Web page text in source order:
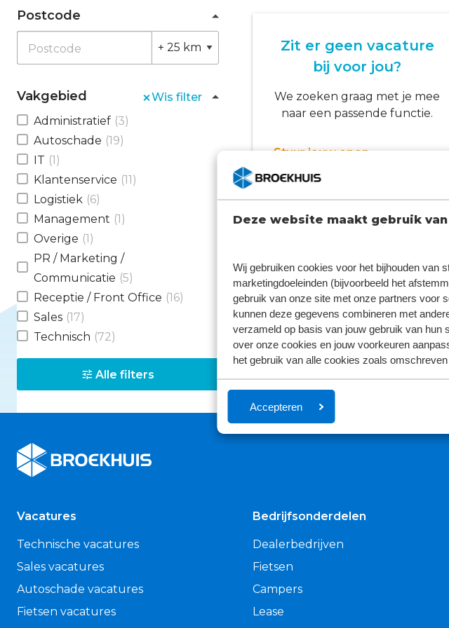
Deze website maakt gebruik
Wij gebruiken cookies voor het bijhouden van
marketingdoeleinden (bijvoorbeeld het
gebruik van onze site met onze partners voor
kunnen deze gegevens combineren met
verzameld op basis van jouw gebruik van hun
over onze cookies en jouw voorkeuren
het gebruik van alle cookies zoals
Accepteren
Zit er geen vacature
bij voor jou?
We zoeken graag met je mee
naar een passende functie.
Stuur jouw open
Postcode
Postcode
Vakgebied
Wis filter
Administratief (3)
Autoschade (19)
IT (1)
Klantenservice (11)
Logistiek (6)
Management (1)
Overige (1)
PR / Marketing /
Communicatie (5)
Receptie / Front Office (16)
Sales (17)
Technisch (72)
Alle filters
Broekhuis
Vacatures
Technische vacatures
Sales vacatures
Autoschade vacatures
Fietsen vacatures
Bedrijfsonderdelen
Dealerbedrijven
Fietsen
Campers
Lease